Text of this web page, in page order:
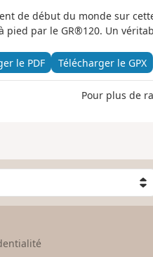
de début du monde sur
pied par le GR®120. Un
le PDF Télécharger le GPX
Pour plus de